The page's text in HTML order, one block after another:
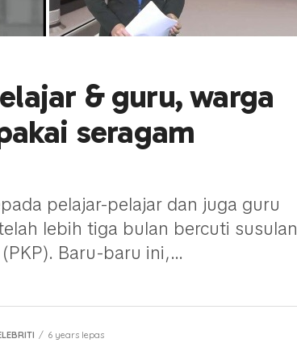
& guru, warga
seragam
pelajar-pelajar dan juga guru
lebih tiga bulan bercuti susulan
Baru-baru ini,...
6 years lepas